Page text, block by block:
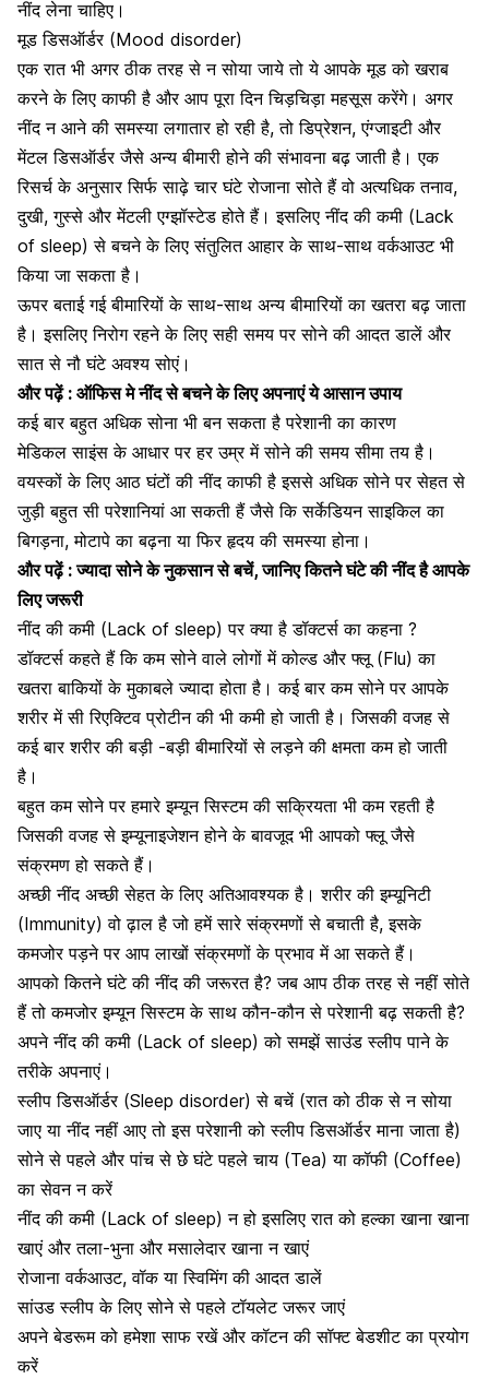
नींद लेना चाहिए।
मूड डिसऑर्डर (Mood disorder)
एक रात भी अगर ठीक तरह से न सोया जाये तो ये आपके मूड को खराब
करने के लिए काफी है और आप पूरा दिन चिड़चिड़ा महसूस करेंगे। अगर
नींद न आने की समस्या लगातार हो रही है, तो डिप्रेशन, एंग्जाइटी और
मेंटल डिसऑर्डरजैसे अन्य बीमारी होने की संभावना बढ़ जाती है। एक
रिसर्च के अनुसार सिर्फ साढ़े चार घंटे रोजाना सोते हैं वो अत्यधिक तनाव,
दुखी, गुस्से और मेंटली एग्झॉस्टेड होते हैं। इसलिए नींद की कमी (Lack
of sleep) से बचने के लिए संतुलित आहार के साथ-साथ वर्कआउट भी
किया जा सकता है।
ऊपर बताई गई बीमारियों के साथ-साथ अन्य बीमारियों का खतरा बढ़ जाता
है। इसलिए निरोग रहने के लिए सही समय पर सोने की आदत डालें और
सात से नौ घंटे अवश्य सोएं।
और पढ़ें : ऑफिस मे नींद से बचने के लिए अपनाएं ये आसान उपाय
कई बार बहुत अधिक सोना भी बन सकता है परेशानी का कारण
मेडिकल साइंस के आधार पर हर उम्र में सोने की समय सीमा तय है।
वयस्कों के लिए आठ घंटों की नींद काफी है इससे अधिक सोने पर सेहत से
जुड़ी बहुत सी परेशानियां आ सकती हैं जैसे कि सर्केडियन साइकिल का
बिगड़ना, मोटापे का बढ़ना या फिर हृदय की समस्या होना।
और पढ़ें :ज्यादा सोने के नुकसान से बचें, जानिए कितने घंटे की नींद है आपके
लिए जरूरी
नींद की कमी (Lack of sleep) पर क्या है डॉक्टर्स का कहना ?
डॉक्टर्स कहते हैं कि कम सोने वाले लोगों में कोल्ड औरफ्लू(Flu) का
खतरा बाकियों के मुकाबले ज्यादा होता है। कई बार कम सोने पर आपके
शरीर में सी रिएक्टिव प्रोटीन की भी कमी हो जाती है। जिसकी वजह से
कई बार शरीर की बड़ी -बड़ी बीमारियों से लड़ने की क्षमता कम हो जाती
है।
बहुत कम सोने पर हमारे इम्यून सिस्टम की सक्रियता भी कम रहती है
जिसकी वजह से इम्यूनाइजेशन होने के बावजूद भी आपको फ्लू जैसे
संक्रमण हो सकते हैं।
अच्छी नींद अच्छी सेहत के लिए अतिआवश्यक है। शरीर की इम्यूनिटी
(Immunity) वो ढ़ाल है जो हमें सारे संक्रमणों से बचाती है, इसके
कमजोर पड़ने पर आप लाखों संक्रमणों के प्रभाव में आ सकते हैं।
आपको कितने घंटे की नींद की जरूरत है? जब आप ठीक तरह से नहीं सोते
हैं तो कमजोर इम्यून सिस्टम के साथ कौन-कौन से परेशानी बढ़ सकती है?
अपने नींद की कमी (Lack of sleep) को समझें साउंड स्लीप पाने के
तरीके अपनाएं।
स्लीप डिसऑर्डर(Sleep disorder) से बचें (रात को ठीक से न सोया
जाए या नींद नहीं आए तो इस परेशानी को स्लीप डिसऑर्डर माना जाता है)
सोने से पहले और पांच से छे घंटे पहलेचाय (Tea) या कॉफी (Coffee)
का सेवन न करें
नींद की कमी (Lack of sleep) न हो इसलिए रात को हल्का खाना खाना
खाएं और तला-भुना और मसालेदार खाना न खाएं
रोजाना वर्कआउट, वॉक या स्विमिंग की आदत डालें
सांउड स्लीप के लिए सोने से पहले टॉयलेट जरूर जाएं
अपने बेडरूम को हमेशा साफ रखें और कॉटन की सॉफ्ट बेडशीट का प्रयोग
करें